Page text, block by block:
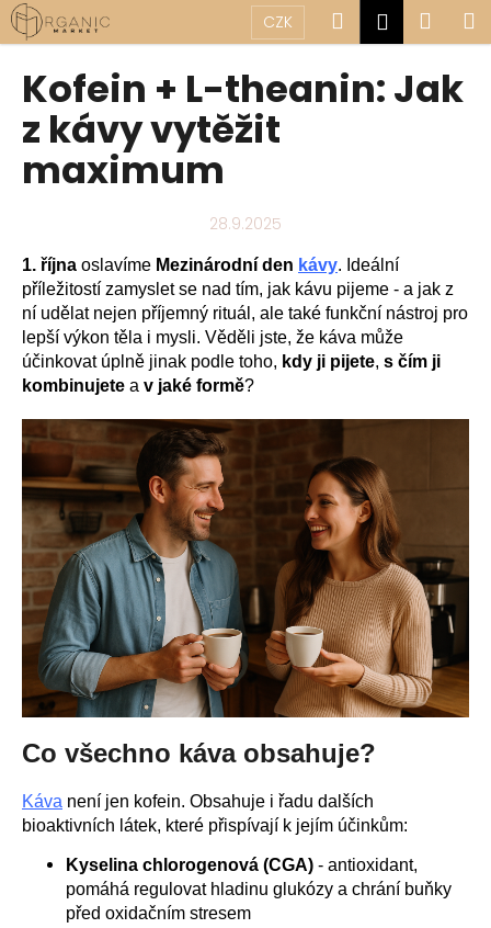
Přejít
na
obsah
CZK Hledat
Kofein + L-theanin: Jak
z kávy vytěžit
maximum
28.9.2025
1. října oslavíme Mezinárodní den kávy. Ideální
příležitostí zamyslet se nad tím, jak kávu pijeme - a jak z
ní udělat nejen příjemný rituál, ale také funkční nástroj pro
lepší výkon těla i mysli. Věděli jste, že káva může
účinkovat úplně jinak podle toho, kdy ji pijete, s čím ji
kombinujete a v jaké formě?
Co všechno káva obsahuje?
Káva není jen kofein. Obsahuje i řadu dalších
bioaktivních látek, které přispívají k jejím účinkům:
Kyselina chlorogenová (CGA) - antioxidant,
pomáhá regulovat hladinu glukózy a chrání buňky
před oxidačním stresem
K
o
C
o
p
ř
e
b
u
j
t
e
n
a
j
í
t
?
HLEDAT
D